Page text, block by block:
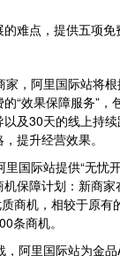
难点，提供五项免
家，阿里国际站将
“效果保障服务”，
及30天的线上持
提升经营效果。
国际站提供“无忧
保障计划：新商家
商机，相较于原有
条商机。
，阿里国际站为金